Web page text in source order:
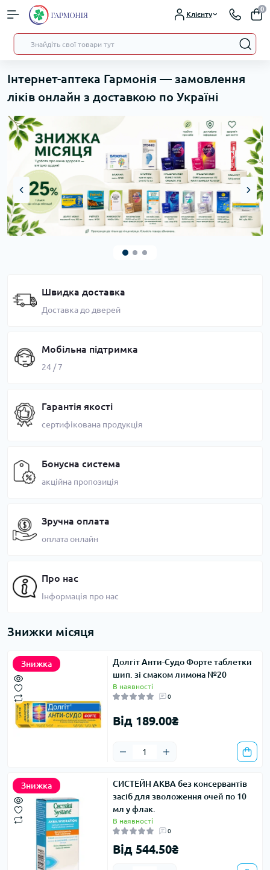
Клієнту
0
Інтернет-аптека Гармонія — замовлення
ліків онлайн з доставкою по Україні
Швидка доставка
Доставка до дверей
Мобільна підтримка
24 / 7
Гарантія якості
сертифікована продукція
Бонусна система
акційна пропозиція
Зручна оплата
оплата онлайн
Про нас
Інформація про нас
Знижки місяця
Знижка
Долгіт Анти-Судо Форте таблетки
шип. зі смаком лимона №20
В наявності
0
Від 189.00₴
Знижка
СИСТЕЙН АКВА без консервантів
засіб для зволоження очей по 10
мл у флак.
В наявності
0
Від 544.50₴